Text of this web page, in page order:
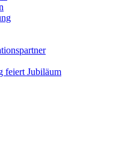
feiert Jubiläum